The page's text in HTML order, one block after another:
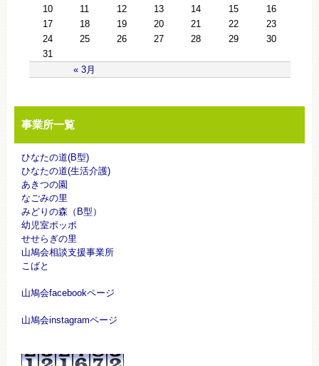
« 3月
10
11 12 13 14 15
16
17
18 19 20 21 22
23
24
25 26 27 28 29
30
31
事業所一覧
ひなたの道(B型)
ひなたの道(生活介護)
あきつの園
なごみの里
みどりの森（B型）
幼児室ポッポ
せせらぎの里
山鳩会相談支援事業所
こばと
山鳩会facebookページ
山鳩会instagramページ